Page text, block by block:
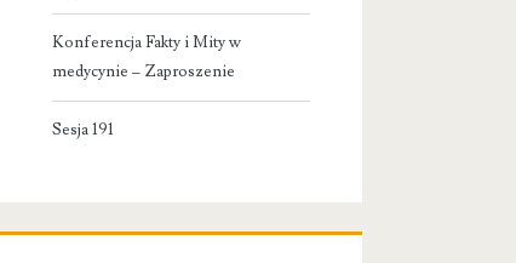
Konferencja Fakty i Mity w
medycynie – Zaproszenie
Sesja 191